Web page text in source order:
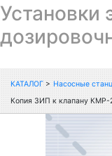
Установки
КАТАЛОГ > Насосные
Копия ЗИП к клапану